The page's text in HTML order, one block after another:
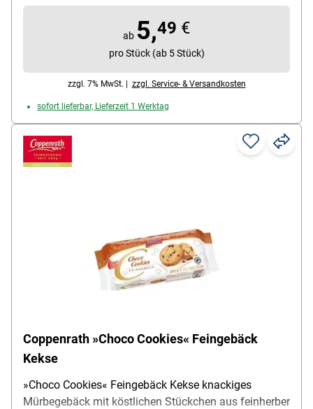
Metalldose mit 500g Gebäck
ab 5,49 €
pro Stück (ab 5 Stück)
zzgl. 7% MwSt. | zzgl. Service- & Versandkosten
sofort lieferbar, Lieferzeit 1 Werktag
Coppenrath »Choco Cookies« Feingebäck
Kekse
»Choco Cookies« Feingebäck Kekse knackiges
Mürbegebäck mit köstlichen Stückchen aus feinherber